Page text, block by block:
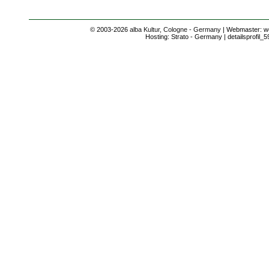
© 2003-2026 alba Kultur, Cologne - Germany | Webmaster:
Hosting: Strato - Germany |